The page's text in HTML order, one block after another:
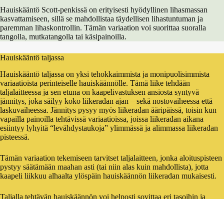
Hauiskääntö Scott-penkissä on erityisesti hyödyllinen lihasmassan
kasvattamiseen, sillä se mahdollistaa täydellisen lihastuntuman ja
paremman lihaskontrollin. Tämän variaation voi suorittaa suoralla
tangolla, mutkatangolla tai käsipainoilla.
Hauiskääntö taljassa
Hauiskääntö taljassa on yksi tehokkaimmista ja monipuolisimmista
variaatioista perinteiselle hauiskäännölle. Tämä liike tehdään
taljalaitteessa ja sen etuna on kaapelivastuksen ansiosta syntyvä
jännitys, joka säilyy koko liikeradan ajan – sekä nostovaiheessa että
laskuvaiheessa. Jännitys pysyy myös liikeradan ääripäissä, toisin kun
vapailla painoilla tehtävissä variaatioissa, joissa liikeradan aikana
esiintyy lyhyitä “levähdystaukoja” ylimmässä ja alimmassa liikeradan
pisteessä.
Tämän variaation tekemiseen tarvitset taljalaitteen, jonka aloituspisteen
pystyy säätämään maahan asti (tai niin alas kuin mahdollista), jotta
kaapeli liikkuu alhaalta ylöspäin hauiskäännön liikeradan mukaisesti.
Taljalla tehtävän hauiskäännön voi helposti sovittaa eri tasoihin ja